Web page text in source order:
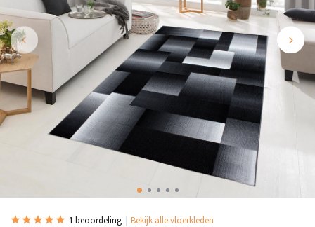
1 beoordeling Bekijk alle vloerkleden